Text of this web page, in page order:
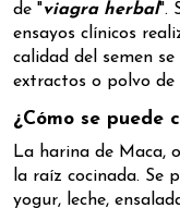
de "viagra herbal".
ensayos clínicos
calidad del semen
extractos o polvo de
¿Cómo se puede
La harina de Maca,
la raíz cocinada. Se
yogur, leche,